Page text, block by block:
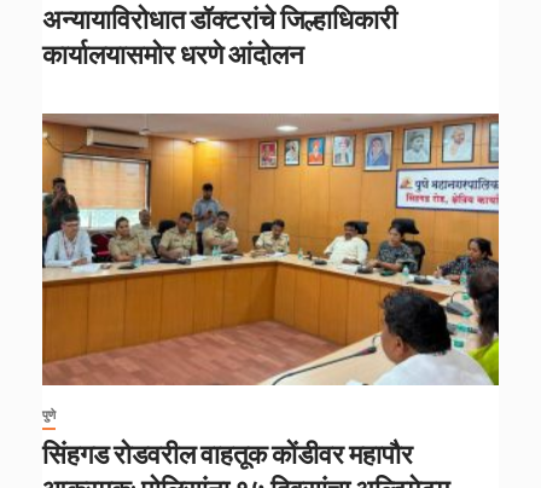
अन्यायाविरोधात डॉक्टरांचे जिल्हाधिकारी
कार्यालयासमोर धरणे आंदोलन
पुणे
सिंहगड रोडवरील वाहतूक कोंडीवर महापौर